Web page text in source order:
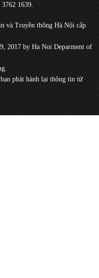
1639.
và Truyền thông Hà Nội cấp
2017 by Ha Noi Deparment of
phát hành lại thông tin từ